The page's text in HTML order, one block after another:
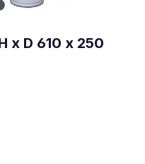
x D 610 x 250